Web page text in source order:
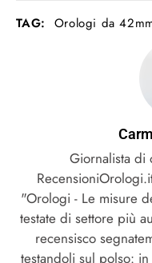
TAG: Orologi da
Giornalista di
"Orologi - Le misure
testate di settore più
recensisco
testandoli sul polso: